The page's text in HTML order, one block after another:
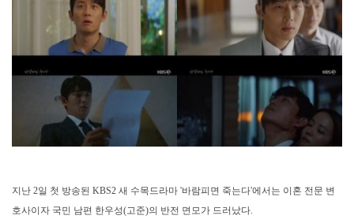
지난 2일 첫 방송된 KBS2 새 수목드라마 '바람피면 죽는다'에서는 이혼 전문 변
호사이자 국민 남편 한우성(고준)의 반전 면모가 드러났다.